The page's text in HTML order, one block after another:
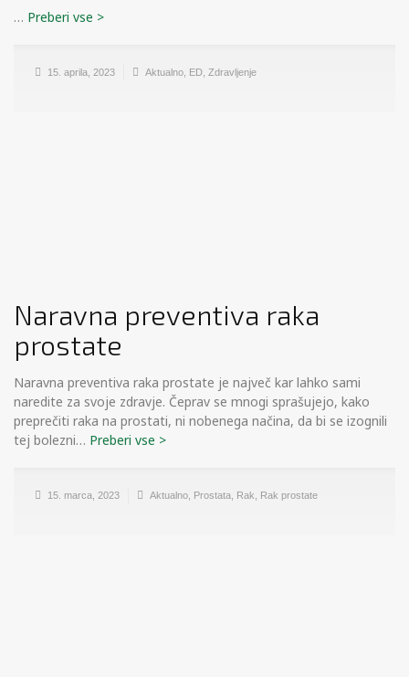
…
15. aprila, 2023 Aktualno ED Zdravljenje
Naravna preventiva raka
prostate
Naravna preventiva raka prostate je največ kar lahko sami
naredite za svoje zdravje. Čeprav se mnogi sprašujejo, kako
preprečiti raka na prostati, ni nobenega načina, da bi se izognili
tej bolezni…
15. marca, 2023 Aktualno Prostata Rak Rak prostate